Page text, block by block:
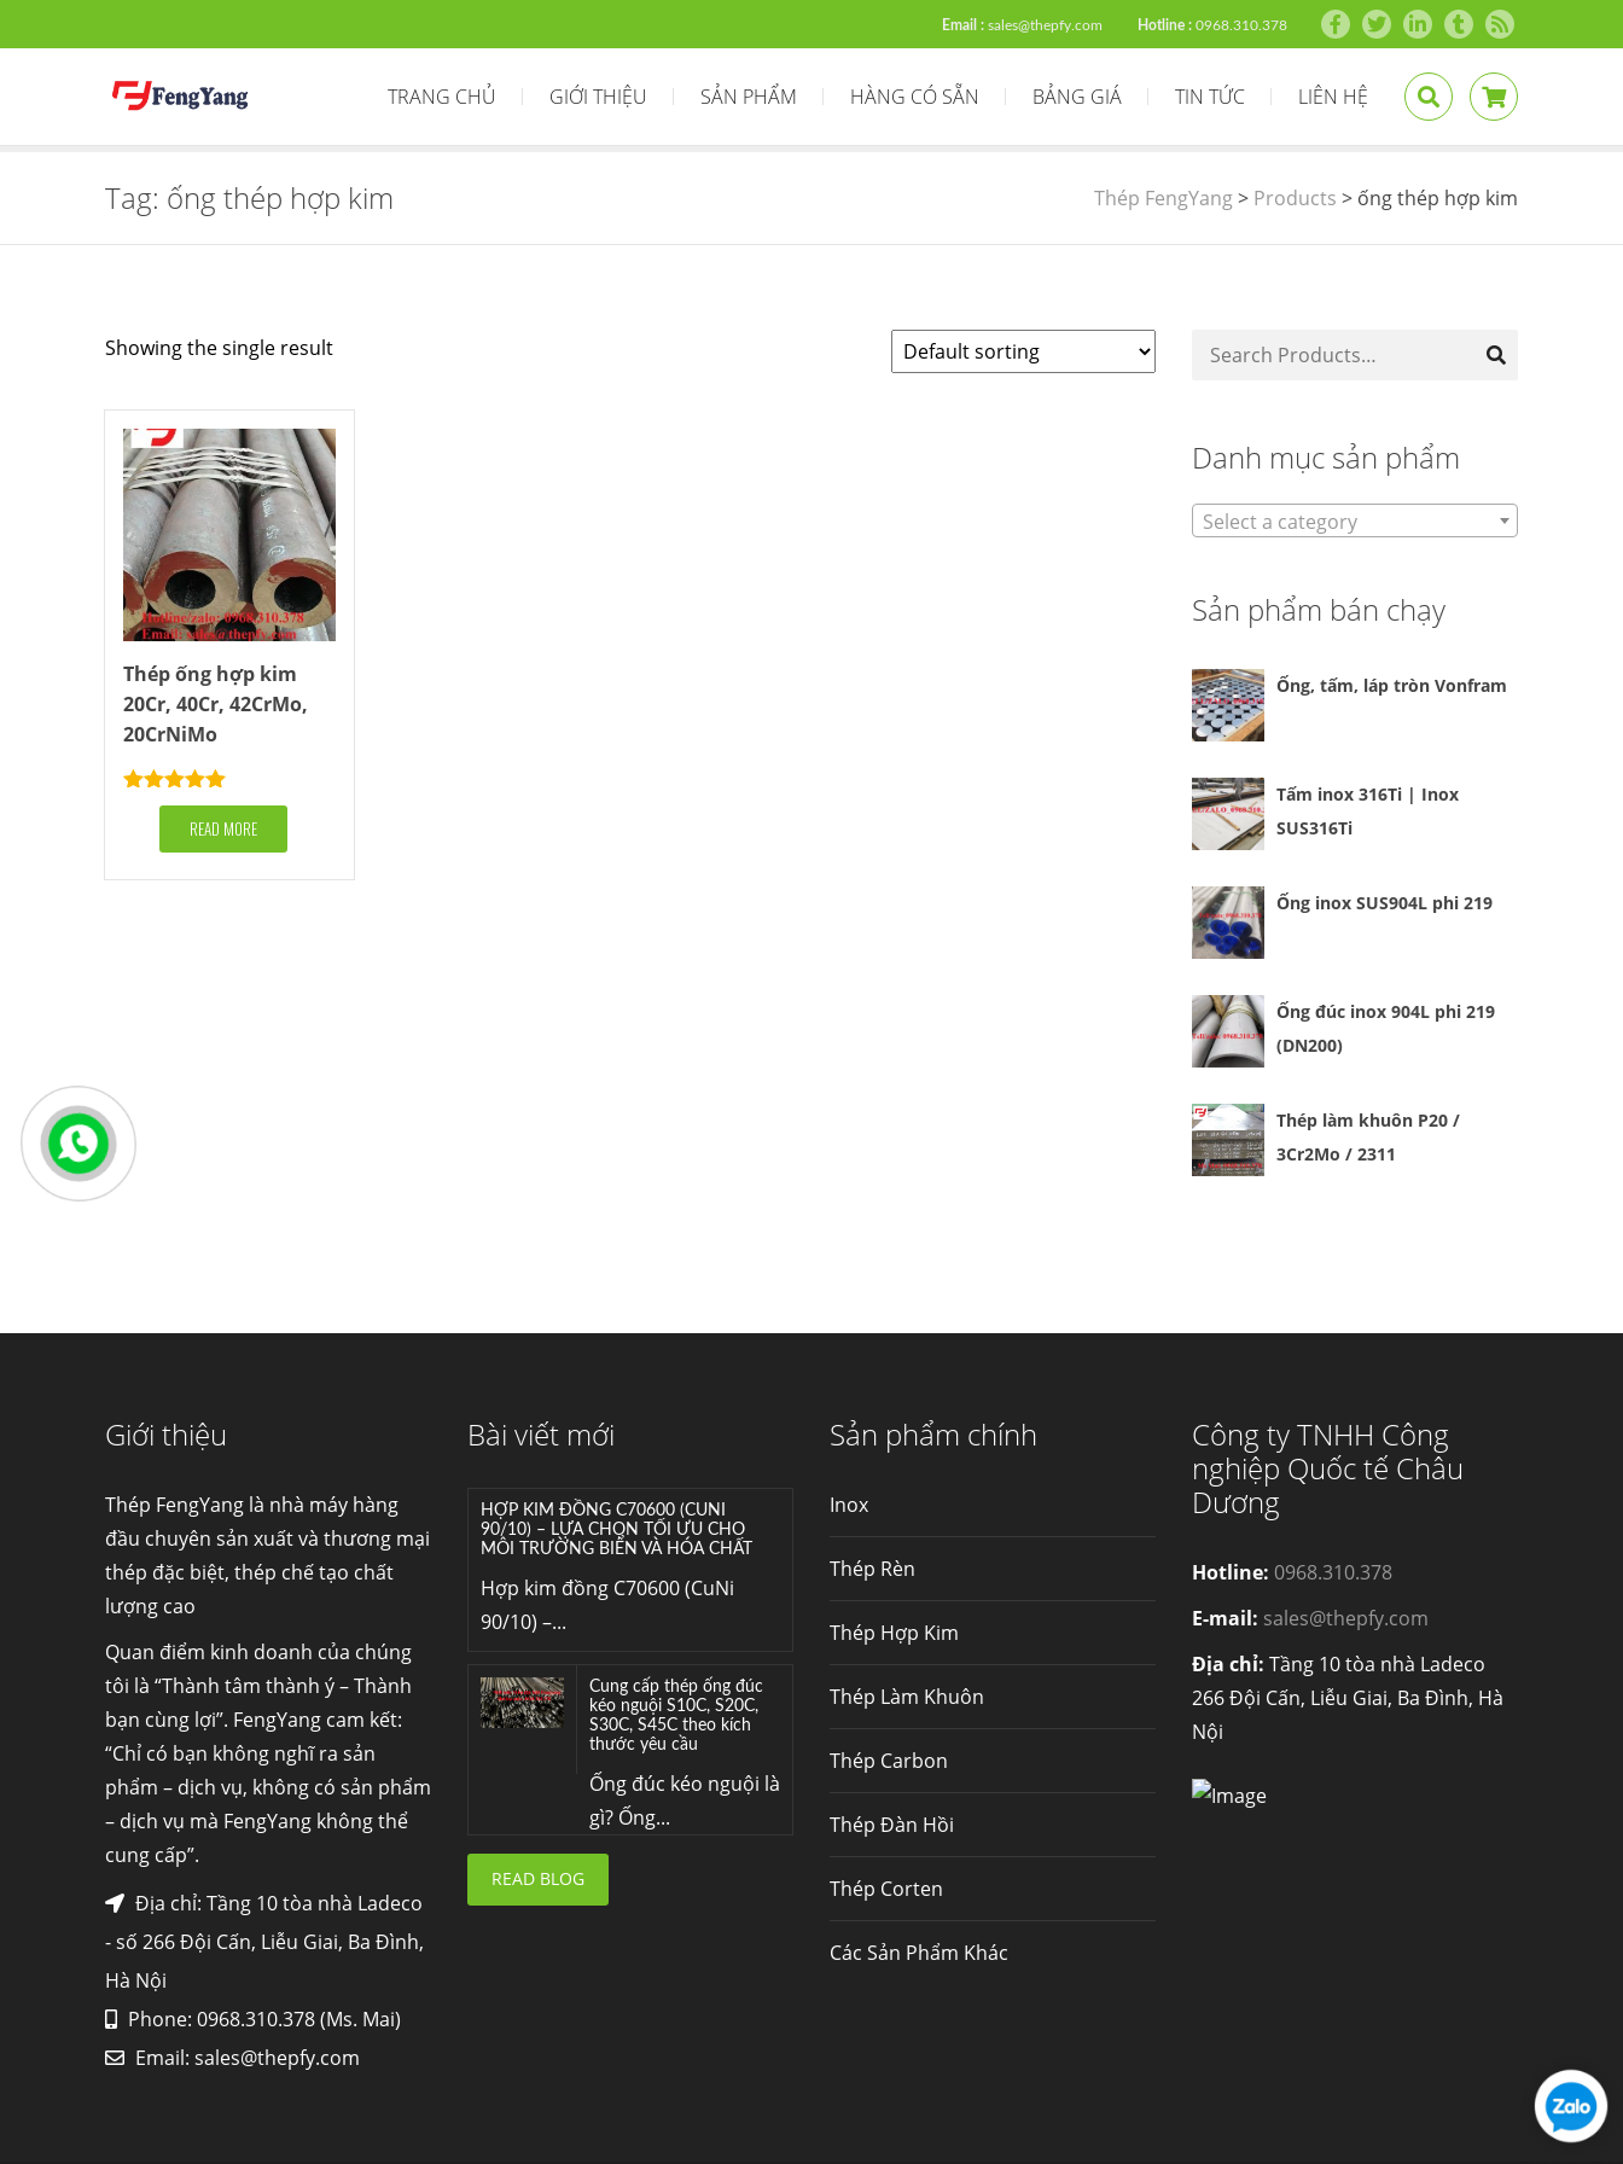
Email : sales@thepfy.com Hotline : 0968.310.378
TRANG CHỦ GIỚI THIỆU SẢN PHẨM HÀNG CÓ SẴN BẢNG GIÁ TIN TỨC LIÊN HỆ
Tag: ống thép hợp kim Thép FengYang> Products > ống thép hợp kim
Showing the single result
Thép ống hợp kim
20Cr, 40Cr, 42CrMo,
20CrNiMo
Rated5.00
out of 5READ MORE
Danh mục sản phẩm
Select a category
Sản phẩm bán chạy
Ống, tấm, láp tròn Vonfram
Tấm inox 316Ti | Inox
SUS316Ti
Ống inox SUS904L phi 219
Ống đúc inox 904L phi 219
(DN200)
Thép làm khuôn P20 /
3Cr2Mo / 2311
Giới thiệu
Thép FengYang là nhà máy hàng
đầu chuyên sản xuất và thương mại
thép đặc biệt, thép chế tạo chất
lượng cao
Quan điểm kinh doanh của chúng
tôi là “Thành tâm thành ý – Thành
bạn cùng lợi”. FengYang cam kết:
“Chỉ có bạn không nghĩ ra sản
phẩm – dịch vụ, không có sản phẩm
– dịch vụ mà FengYang không thể
cung cấp”.
Địa chỉ: Tầng 10 tòa nhà Ladeco
- số 266 Đội Cấn, Liễu Giai, Ba Đình,
Hà Nội
Phone: 0968.310.378 (Ms. Mai)
Email: sales@thepfy.com
Bài viết mớiInox (thép không gỉ)
HỢP KIM ĐỒNG C70600 (CUNI
90/10) – LỰA CHỌN TỐI ƯU CHO
MÔI TRƯỜNG BIỂN VÀ HÓA CHẤT
Hợp kim đồng C70600 (CuNi
90/10) –...
Cung cấp thép ống đúc
kéo nguội S10C, S20C,
S30C, S45C theo kích
thước yêu cầu
Ống đúc kéo nguội là
gì? Ống...
nhà máy thép Hòa Phát
READ BLOG
Sản phẩm chính
Inox
Thép Rèn
Thép Hợp Kim
Thép Làm Khuôn
Thép Carbon
Thép Đàn Hồi
Thép Corten
Các Sản Phẩm Khác
Công ty TNHH Công
nghiệp Quốc tế Châu
Dương
Hotline: 0968.310.378
E-mail: sales@thepfy.com
Địa chỉ: Tầng 10 tòa nhà Ladeco
266 Đội Cấn, Liễu Giai, Ba Đình, Hà
Nội